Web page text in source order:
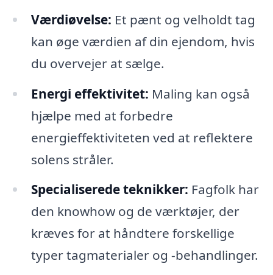
Værdiøvelse: Et pænt og velholdt tag
kan øge værdien af din ejendom, hvis
du overvejer at sælge.
Energi effektivitet: Maling kan også
hjælpe med at forbedre
energieffektiviteten ved at reflektere
solens stråler.
Specialiserede teknikker: Fagfolk har
den knowhow og de værktøjer, der
kræves for at håndtere forskellige
typer tagmaterialer og -behandlinger.